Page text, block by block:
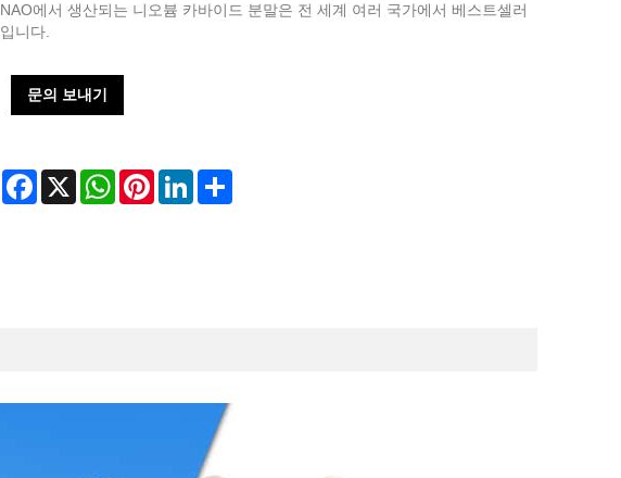
NAO에서 생산되는 니오븀 카바이드 분말은 전 세계 여러 국가에서 베스트셀러
입니다.
문의 보내기
Facebook
X WhatsAppPinterestLinkedInShare